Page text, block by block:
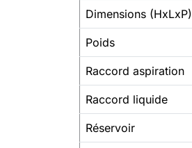
Dimensions (HxLxP)
Poids
Raccord aspiration
Raccord liquide
Réservoir